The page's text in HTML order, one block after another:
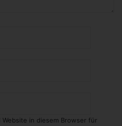
in diesem Browser für